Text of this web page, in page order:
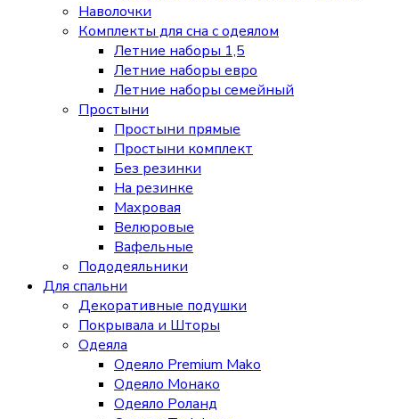
Наволочки
Комплекты для сна с одеялом
Летние наборы 1,5
Летние наборы евро
Летние наборы семейный
Простыни
Простыни прямые
Простыни комплект
Без резинки
На резинке
Махровая
Велюровые
Вафельные
Пододеяльники
Для спальни
Декоративные подушки
Покрывала и Шторы
Одеяла
Одеяло Premium Mako
Одеяло Монако
Одеяло Роланд